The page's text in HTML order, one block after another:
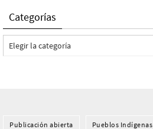
Categorías
Categorías
Publicación abierta Pueblos Indí­genas